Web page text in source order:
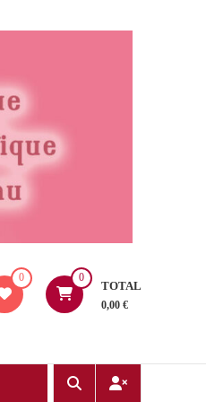
0 0
TOTAL
0,00 €